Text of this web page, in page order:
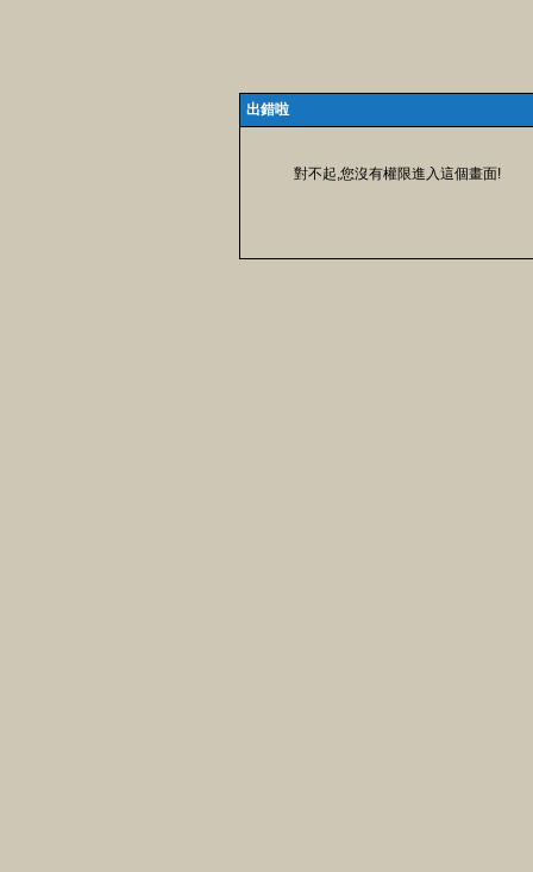
出錯啦
對不起,您沒有權限進入這個畫面!